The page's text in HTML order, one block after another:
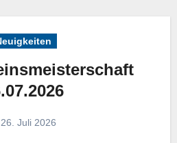
26. Juli 2026